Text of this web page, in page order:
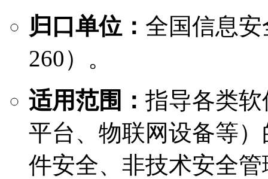
归口单位： 全国信息
260）。
适用范围： 指导各类
平台、物联网设备等
件安全、非技术安全